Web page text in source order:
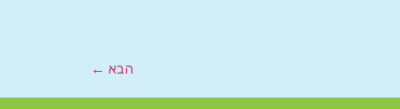
הבא ←